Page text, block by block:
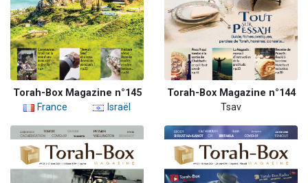
Torah-Box Magazine n°145
France
Israël
Torah-Box Magazine n°144
Tsav